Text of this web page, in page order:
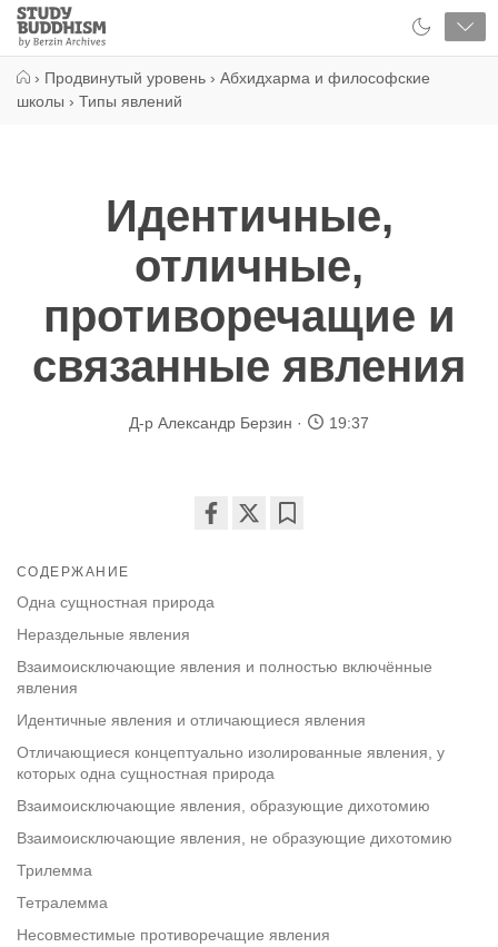
Close
Study
Buddhism
› Продвинутый уровень › Абхидхарма и философские
школы › Типы явлений
Идентичные,
отличные,
противоречащие и
связанные явления
Д-р Александр Берзин 19:37
СОДЕРЖАНИЕ
Одна сущностная природа
Нераздельные явления
Взаимоисключающие явления и полностью включённые
явления
Идентичные явления и отличающиеся явления
Отличающиеся концептуально изолированные явления, у
которых одна сущностная природа
Взаимоисключающие явления, образующие дихотомию
Взаимоисключающие явления, не образующие дихотомию
Трилемма
Тетралемма
Несовместимые противоречащие явления